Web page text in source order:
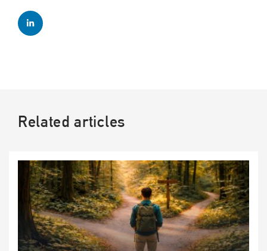
Related articles